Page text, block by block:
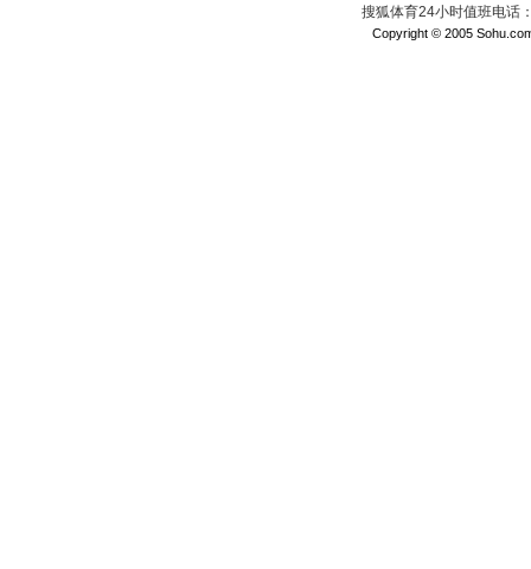
搜狐体育24小时值班电话
Copyright © 2005